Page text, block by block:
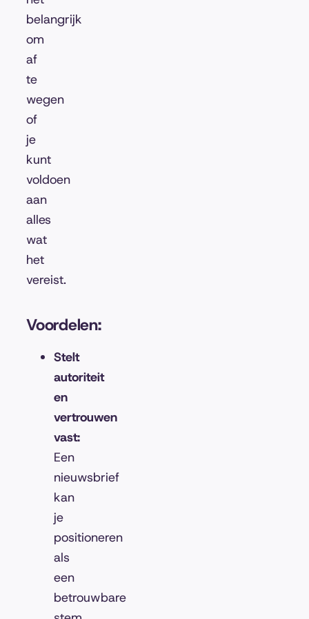
belangrijk
om
af
te
wegen
of
je
kunt
voldoen
aan
alles
wat
het
vereist.
Voordelen:
Stelt
autoriteit
en
vertrouwen
vast:
Een
nieuwsbrief
kan
je
positioneren
als
een
betrouwbare